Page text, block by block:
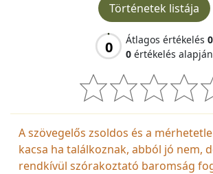
Történetek listája
0 Átlagos értékelés 0
0 értékelés alapján
A szövegelős zsoldos és a
kacsa ha találkoznak, abból jó nem,
rendkívül szórakoztató baromság